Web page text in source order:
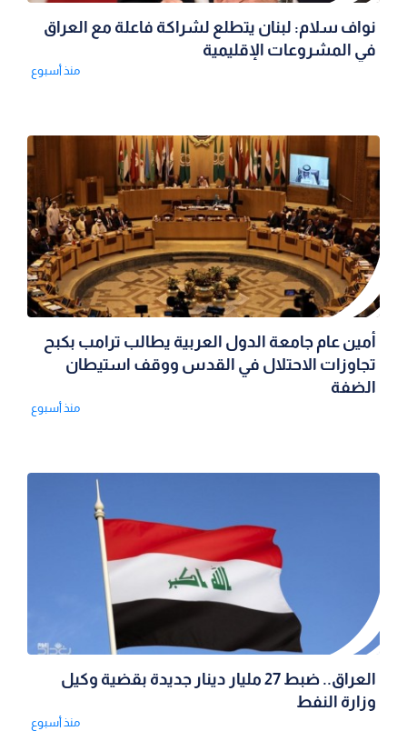
نواف سلام: لبنان يتطلع لشراكة فاعلة مع العراق
في المشروعات الإقليمية
منذ أسبوع
أمين عام جامعة الدول العربية يطالب ترامب بكبح
تجاوزات الاحتلال في القدس ووقف استيطان
الضفة
منذ أسبوع
العراق.. ضبط 27 مليار دينار جديدة بقضية وكيل
وزارة النفط
منذ أسبوع